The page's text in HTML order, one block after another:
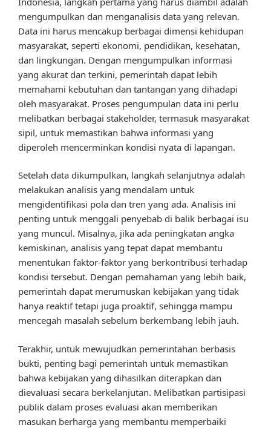
mengumpulkan dan menganalisis data yang relevan.
Data ini harus mencakup berbagai dimensi kehidupan
masyarakat, seperti ekonomi, pendidikan, kesehatan,
dan lingkungan. Dengan mengumpulkan informasi
yang akurat dan terkini, pemerintah dapat lebih
memahami kebutuhan dan tantangan yang dihadapi
oleh masyarakat. Proses pengumpulan data ini perlu
melibatkan berbagai stakeholder, termasuk masyarakat
sipil, untuk memastikan bahwa informasi yang
diperoleh mencerminkan kondisi nyata di lapangan.
Setelah data dikumpulkan, langkah selanjutnya adalah
melakukan analisis yang mendalam untuk
mengidentifikasi pola dan tren yang ada. Analisis ini
penting untuk menggali penyebab di balik berbagai isu
yang muncul. Misalnya, jika ada peningkatan angka
kemiskinan, analisis yang tepat dapat membantu
menentukan faktor-faktor yang berkontribusi terhadap
kondisi tersebut. Dengan pemahaman yang lebih baik,
pemerintah dapat merumuskan kebijakan yang tidak
hanya reaktif tetapi juga proaktif, sehingga mampu
mencegah masalah sebelum berkembang lebih jauh.
Terakhir, untuk mewujudkan pemerintahan berbasis
bukti, penting bagi pemerintah untuk memastikan
bahwa kebijakan yang dihasilkan diterapkan dan
dievaluasi secara berkelanjutan. Melibatkan partisipasi
publik dalam proses evaluasi akan memberikan
masukan berharga yang membantu memperbaiki